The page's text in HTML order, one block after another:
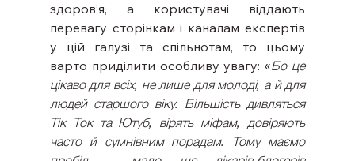
здоров’я, а користувачі віддають
перевагу сторінкам і каналам експертів
у цій галузі та спільнотам, то цьому
варто приділити особливу увагу: «Бо це
цікаво для всіх, не лише для молоді, а й для
людей старшого віку. Більшість дивляться
Тік Ток та Ютуб, вірять міфам, довіряють
часто й сумнівним порадам. Тому маємо